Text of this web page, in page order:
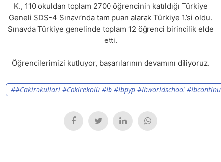
K., 110 okuldan toplam 2700 öğrencinin katıldığı Türkiye
Geneli SDS-4 Sınavı’nda tam puan alarak Türkiye 1.’si oldu.
Sınavda Türkiye genelinde toplam 12 öğrenci birincilik elde
etti.
Öğrencilerimizi kutluyor, başarılarının devamını diliyoruz.
##cakirokullari #cakirekolü #ib #ibpyp #ibworldschool